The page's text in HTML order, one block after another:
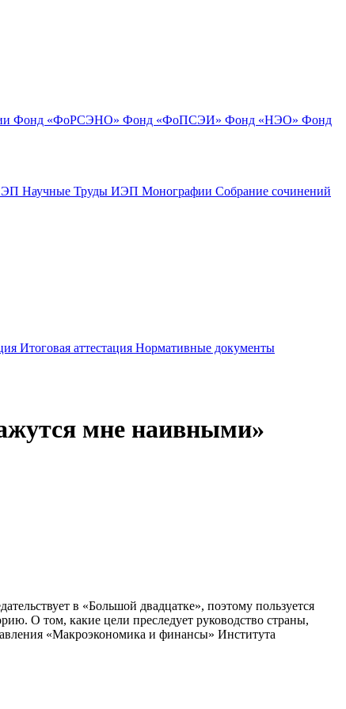
Фонд «ФоРСЭНО» Фонд «ФоПСЭИ» Фонд «НЭО» Фонд
Научные Труды ИЭП Монографии Собрание сочинений
Итоговая аттестация Нормативные документы
мне наивными»
в «Большой двадцатке», поэтому пользуется
О том, какие цели преследует руководство страны,
«Макроэкономика и финансы» Института